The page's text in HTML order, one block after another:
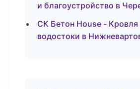
и благоустройство в
СК Бетон House - Кровля
водостоки в